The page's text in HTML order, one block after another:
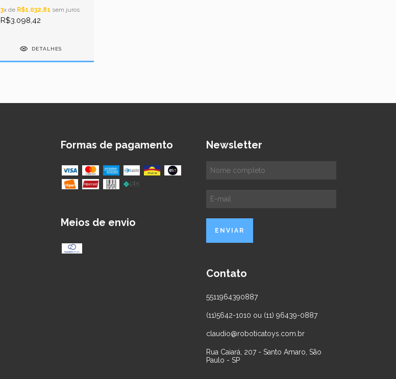
- KIT DE ROBÓTICA
EDUCACIONAL
PROGRAMÁVEL - STEM
3x de R$1.032,81 sem juros
R$3.098,42
DETALHES
Formas de pagamento
Meios de envio
Newsletter
Contato
5511964390887
(11)5642-1010 ou (11) 96439-0887
claudio@roboticatoys.com.br
Rua Caiará, 207 - Santo Amaro, São
Paulo - SP